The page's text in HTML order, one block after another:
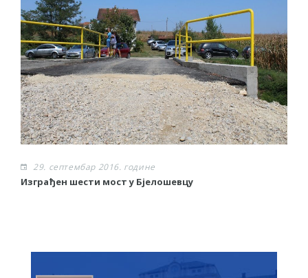
29. септембар 2016. године
Изграђен шести мост у Бјелошевцу